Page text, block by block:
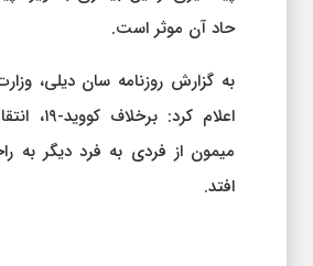
حاد آن موثر است.
به گزارش روزنامه سان دیلی،
اعلام کرد:
میمون از فردی به فرد دیگر به
افتد.